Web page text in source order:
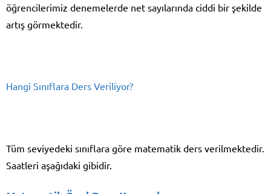
öğrencilerimiz denemelerde net sayılarında ciddi bir şekilde
artış görmektedir.
Hangi Sınıflara Ders Veriliyor?
Tüm seviyedeki sınıflara göre matematik ders verilmektedir.
Saatleri aşağıdaki gibidir.